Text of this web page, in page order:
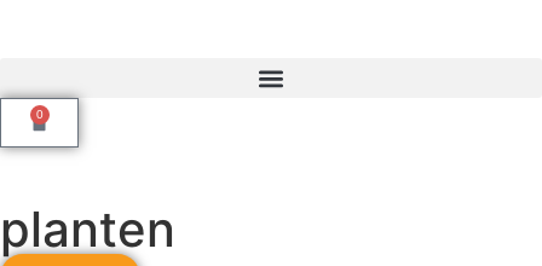
0
planten